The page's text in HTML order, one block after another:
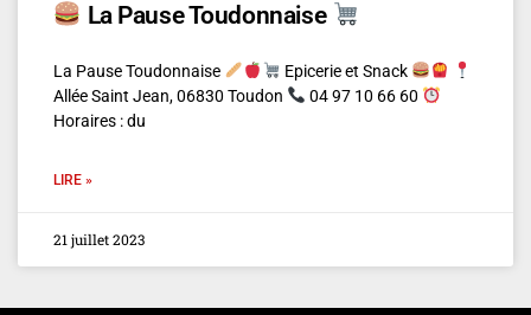
La Pause Toudonnaise
La Pause Toudonnaise
Epicerie et Snack
Allée Saint Jean, 06830 Toudon
04 97 10 66 60
Horaires : du
LIRE »
21 juillet 2023